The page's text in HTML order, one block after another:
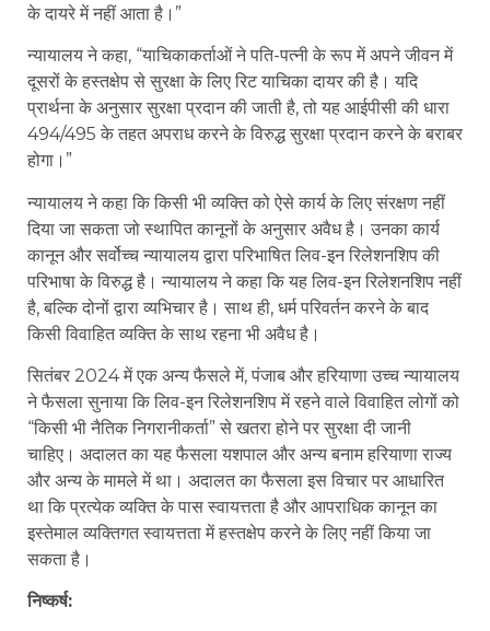
के दायरे में नहीं आता है।”
न्यायालय ने कहा, “याचिकाकर्ताओं ने पति-पत्नी के रूप में अपने जीवन में
दूसरों के हस्तक्षेप से सुरक्षा के लिए रिट याचिका दायर की है। यदि
प्रार्थना के अनुसार सुरक्षा प्रदान की जाती है, तो यह आईपीसी की धारा
494/495 के तहत अपराध करने के विरुद्ध सुरक्षा प्रदान करने के बराबर
होगा।”
न्यायालय ने कहा कि किसी भी व्यक्ति को ऐसे कार्य के लिए संरक्षण नहीं
दिया जा सकता जो स्थापित कानूनों के अनुसार अवैध है। उनका कार्य
कानून और सर्वोच्च न्यायालय द्वारा परिभाषित लिव-इन रिलेशनशिप की
परिभाषा के विरुद्ध है। न्यायालय ने कहा कि यह लिव-इन रिलेशनशिप नहीं
है, बल्कि दोनों द्वारा व्यभिचार है। साथ ही, धर्म परिवर्तन करने के बाद
किसी विवाहित व्यक्ति के साथ रहना भी अवैध है।
सितंबर 2024 में एक अन्य फैसले में, पंजाब और हरियाणा उच्च न्यायालय
ने फैसला सुनाया कि लिव-इन रिलेशनशिप में रहने वाले विवाहित लोगों को
“किसी भी नैतिक निगरानीकर्ता” से खतरा होने पर सुरक्षा दी जानी
चाहिए। अदालत का यह फैसला यशपाल और अन्य बनाम हरियाणा राज्य
और अन्य के मामले में था। अदालत का फैसला इस विचार पर आधारित
था कि प्रत्येक व्यक्ति के पास स्वायत्तता है और आपराधिक कानून का
इस्तेमाल व्यक्तिगत स्वायत्तता में हस्तक्षेप करने के लिए नहीं किया जा
सकता है।
निष्कर्ष: